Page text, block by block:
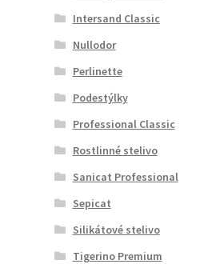
Intersand Classic
Nullodor
Perlinette
Podestýlky
Professional Classic
Rostlinné stelivo
Sanicat Professional
Sepicat
Silikátové stelivo
Tigerino Premium